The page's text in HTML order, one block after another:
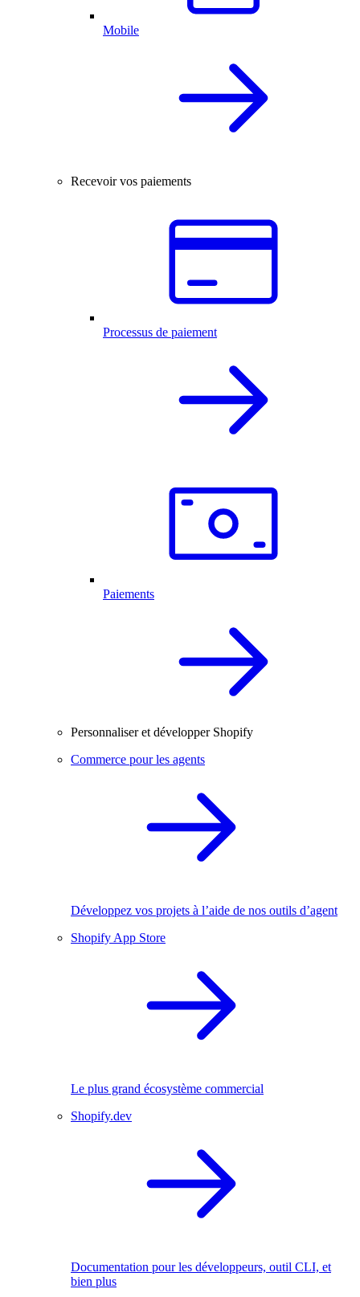
Mobile
Recevoir vos paiements
Processus de paiement
Paiements
Personnaliser et développer Shopify
Commerce pour les agents
Développez vos projets à l’aide de nos outils d’agent
Shopify App Store
Le plus grand écosystème commercial
Shopify.dev
Documentation pour les développeurs, outil CLI, et
bien plus